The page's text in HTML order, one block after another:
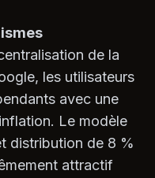
de la
les utilisateurs
avec une
Le modèle
distribution de 8 %
attractif